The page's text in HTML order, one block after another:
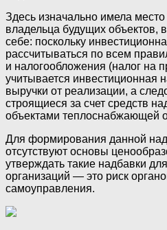
Здесь изначально имела
владельца будущих объектов,
себе: поскольку
рассчитываться по всем
и налогообложения (налог на
учитывается инвестиционная
выручки от реализации, а
строящиеся за счет средств
объектами теплоснабжающей
Для формирования данной
отсутствуют основы
утверждать такие надбавки
организаций — это риск
самоуправления.